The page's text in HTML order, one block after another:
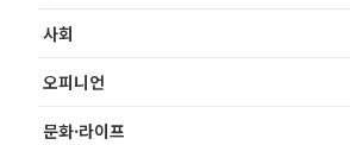
사회
오피니언
문화·라이프